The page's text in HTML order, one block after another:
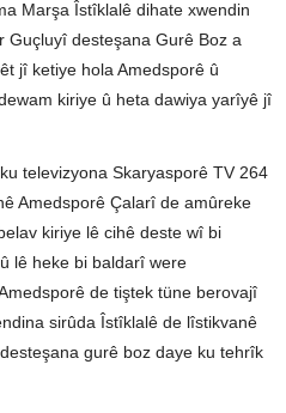
Marşa Îstîklalê dihate xwendin
Guçluyî desteşana Gurê Boz a
jî ketiye hola Amedsporê û
kiriye û heta dawiya yarîyê jî
televizyona Skaryasporê TV 264
Amedsporê Çalarî de amûreke
kiriye lê cihê deste wî bi
lê heke bi baldarî were
de tiştek tüne berovajî
sirûda Îstîklalê de lîstikvanê
gurê boz daye ku tehrîk